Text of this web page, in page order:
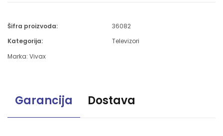
Šifra proizvoda:
36082
Kategorija:
Televizori
Marka: Vivax
Garancija Dostava